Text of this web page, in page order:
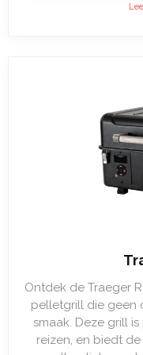
Ontdek de Traeger
pelletgrill die geen
smaak. Deze grill
reizen, en biedt